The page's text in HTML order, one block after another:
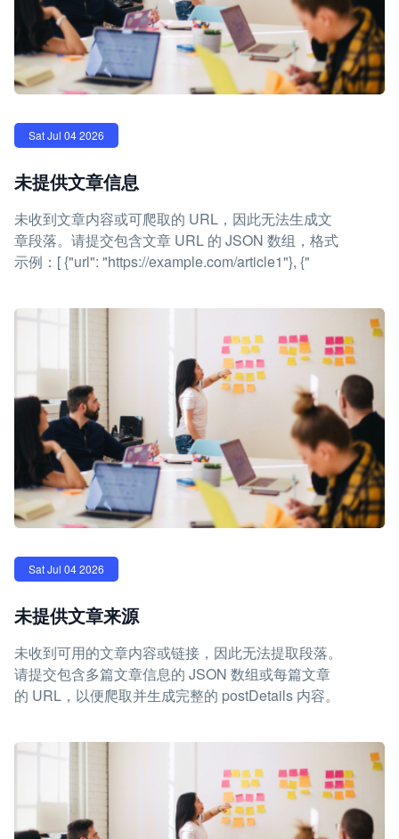
Sat Jul 04 2026
未提供文章信息
未收到文章内容或可爬取的 URL，因此无法生成文
章段落。请提交包含文章 URL 的 JSON 数组，格式
示例：[ {"url": "https://example.com/article1"}, {"
Sat Jul 04 2026
未提供文章来源
未收到可用的文章内容或链接，因此无法提取段落。
请提交包含多篇文章信息的 JSON 数组或每篇文章
的 URL，以便爬取并生成完整的 postDetails 内容。